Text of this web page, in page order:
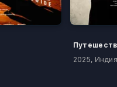
2025, Индия